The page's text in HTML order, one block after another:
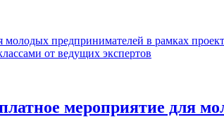
мероприятие для